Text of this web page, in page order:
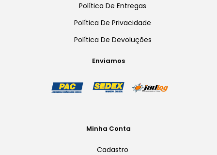
Política De Entregas
Política De Privacidade
Política De Devoluções
Enviamos
Minha Conta
Cadastro